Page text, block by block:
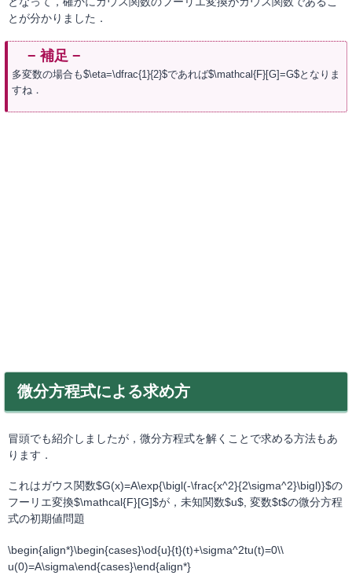
とが分かりました．
多変数の場合も$\eta=\dfrac{1}{2}$であれば$\mathcal{F}[G]=G$となりま
すね．
微分方程式による求め方
冒頭でも紹介しましたが，微分方程式を解くことで求める方法もあ
ります．
これはガウス関数$G(x)=A\exp{\bigl(-\frac{x^2}{2\sigma^2}\bigl)}$の
フーリエ変換$\mathcal{F}[G]$が，未知関数$u$, 変数$t$の微分方程
式の初期値問題
\begin{align*}\begin{cases}\od{u}{t}(t)+\sigma^2tu(t)=0\\
u(0)=A\sigma\end{cases}\end{align*}